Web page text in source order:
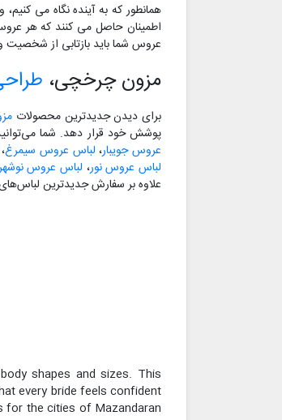
همانطور که به آینده نگاه می
اطمینان حاصل می کنند که هر
عروس شما باید بازتابی از شخصیت
مزون چرخچی،
برای دیدن جدیدترین محصولات
پوشش خود قرار دهد. شما
عروس جویبار، لباس عروس سیمرغ،
لباس عروس نور، لباس عروس
علاوه بر سفارش جدیدترین
shapes and sizes. This
every bride feels confident
for the cities of Mazandaran